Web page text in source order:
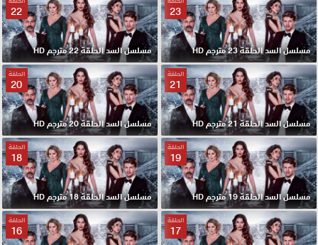
23
مسلسل السد الحلقة 23 مترجم HD
22
مسلسل السد الحلقة 22 مترجم HD
الحلقة
21
مسلسل السد الحلقة 21 مترجم HD
الحلقة
20
مسلسل السد الحلقة 20 مترجم HD
الحلقة
19
مسلسل السد الحلقة 19 مترجم HD
الحلقة
18
مسلسل السد الحلقة 18 مترجم HD
الحلقة
17
الحلقة
16